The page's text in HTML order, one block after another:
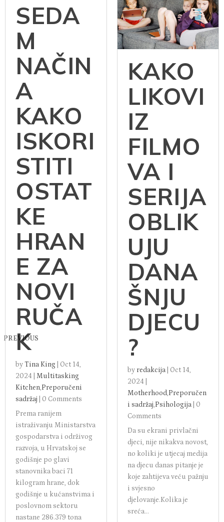
PREVIOUS
SEDA
M
NAČIN
A
KAKO
ISKORI
STITI
OSTAT
KE
HRAN
E ZA
NOVI
RUČA
K
byTina King
Oct 14,
2024
Multitasking
Kitchen,Preporučeni
sadržaj
0 Comments
Prema ranijem
istraživanju Ministarstva
gospodarstva i održivog
razvoja, u Hrvatskoj se
godišnje po glavi
stanovnika baci 71
kilogram hrane, dok
godišnje u kućanstvima i
poslovnom sektoru
nastane 286.379 tona
KAKO
LIKOVI
IZ
FILMO
VA I
SERIJA
OBLIK
UJU
DANA
ŠNJU
DJECU
?
by redakcija
Oct 14,
2024
Motherhood,Preporučen
i sadržaj,Psihologija
0
Comments
Da su ekrani privlačni
djeci, nije nikakva novost,
no koliki je utjecaj medija
na djecu danas pitanje je
koje zahtijeva veću pažnju
i svjesno
djelovanje.Kolika je
sreća...